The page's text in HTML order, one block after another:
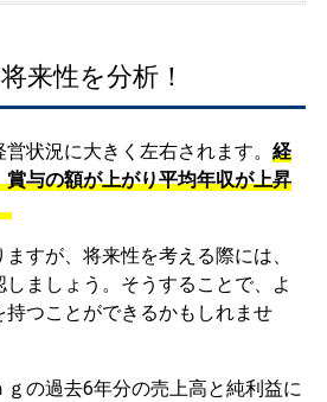
来性を分析！
状況に大きく左右されます。 経
与の額が上がり平均年収が上昇
すが、将来性を考える際には、
しましょう。そうすることで、よ
持つことができるかもしれませ
の過去6年分の売上高と純利益に